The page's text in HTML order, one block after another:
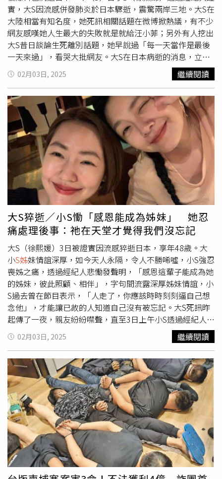
生」，讓阿雅聽了直呼，「太over了吧」。3日小S經紀人
代小S向媒體發聲明，「謝謝大家的關心！新年期間，我們
全家來日本旅遊，我最親愛善良的姊姊熙媛，因得了流感併
發肺炎，不幸地離開了我們。感恩這輩子能成為她的姊妹，
彼此照顧、相伴，我會永遠感激她、懷念她！珊～一路好
走！永遠愛你 together remember forever！」
實，大S因流感併發肺炎於日本驟逝，震驚兩岸三地。大S在
大陸相當有知名度，她死訊相關話題在微博掀熱議，有不少
網友感嘆她人生最大的失敗就是就給汪小菲；另外有人挖出
大S昔日談論生死離別話題，她早說過「每一天當作是最後
一天來過」，看哭大批網友。大S在日本病逝的消息，立刻
在兩岸三地引發討論，相關話題更在微博熱搜霸榜，還有許
多與大S合作過的藝人紛紛發聲哀悼。有一名粉絲超過21萬
的微博主發文，稱「大S這輩子最大的失敗就是嫁給了汪小
菲這個惡心的男人」，批評汪小菲和張蘭動不動拿大S炒
作、消費大S，身體本來就不好的大S，屢經各種波折，哪裡
受得了；且感慨大S與汪小菲結婚前，演藝事業如日中天，
生活也順遂，可惜最後遇人不淑。除此之外，有不少大陸網
友挖出大S在2019年錄製真人秀《我們長大了》，曾聊到有
關生死離別的話題，透露自己與小S感情有多好，在自己傷
心、生氣或是快崩潰的時候，她在專屬小空間內化後，就會
打電話給小S，讓她知道自己剛剛經歷一個心情轉折，「就
是不管怎麼樣，她知道我人生最後的、最後的那前幾分鐘在
幹嘛，她要知道，因為我每一天都當作是最後一天來過」。
大S和小S姊妹情深。（圖／報系資料照）而大S被問及從何
時把每天當作最後一天來過，她也大方回應，「我生完孩子
之後，有幾次差一點回不來，尤其生第二胎之後，就是鬼門
關前走了一回，所以我就開始有這個習慣」。因此在大S驟
逝後，她過去許多節目片段都被挖出討論，令不少大陸網友
很不捨，留言悼念，「一路好走」、「那麽熱烈綻放的一個
人，突然離開了，願安息」、「美麗勇敢的大S，願妳來生
幸福，所遇皆良人」。小S經紀人代小S向媒體發聲明，「謝
謝大家的關心！新年期間，我們全家來日本旅遊，我最親愛
善良的姊姊熙媛，因得了流感併發肺炎，不幸地離開了我
們。感恩這輩子能成為她的姊妹，彼此照顧、相伴，我會永
遠感激她、懷念她！珊～一路好走！永遠愛你 together
remember forever！」
02月03日, 2025 繼續閱讀
大S猝逝／小S慟「感恩能成為姊妹」 她忍
痛處理後事：祂在天堂才覺得我們沒忘記
大S（徐熙媛）3日被證實因流感猝逝日本，享年48歲。大
小S姊妹情誼深厚，如今天人永隔，令人不勝唏噓，小S強忍
喪姊之痛，透過經紀人悲慟發聲明，「感恩這輩子能成為她
的姊妹，彼此照顧、相伴」，字句間流露深厚姊妹情誼，小
S過去曾在節目表示，「人走了，你應該時時刻刻逼自己想
念他」，才能讓已故的人知道自己沒有被忘記。大S死訊昨
起傳了一夜，親友紛紛噤聲，直至3日上午小S透過經紀人代
為發聲明證實噩耗，「謝謝大家的關心！新年期間，我們全
家來日本旅遊，我最親愛善良的姊姊熙媛，因得了流感併發
肺炎，不幸地離開了我們。感恩這輩子能成為她的姊妹，彼
此照顧、相伴，我會永遠感激她、懷念她！珊～一路好走！
永遠愛你 together remember forever」！這對姊妹過去也
多次分享生死觀，提到已故的人，小S曾表示，「人走了，
你不能刻意為怕自己難過，然後就故意避開，你應該時時刻
刻逼自己想念祂，這樣祂在天堂，才會覺得我們沒忘記
祂」。大S在2018年接受《ELLE》雜誌專訪時，也曾分享
生產第二胎時的生死關頭，由於身體狀況特殊，醫生不敢貿
然使用止痛藥，導致她承受長達10天的劇痛，期間多次昏
迷，即便如此危急，大S醒來後關心的仍是孩子的安危，這
份母愛讓人動容。經歷這場死神搏鬥，大S對生命也有了更
02月03日, 2025 繼續閱讀